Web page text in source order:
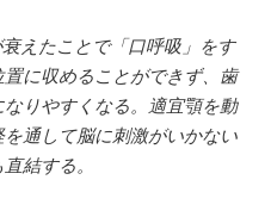
えたことで「口呼吸」をす
に収めることができず、歯
りやすくなる。適宜顎を動
通して脳に刺激がいかない
結する。